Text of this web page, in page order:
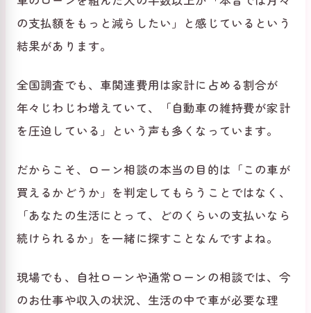
の支払額をもっと減らしたい」と感じているという
結果があります。
全国調査でも、車関連費用は家計に占める割合が
年々じわじわ増えていて、「自動車の維持費が家計
を圧迫している」という声も多くなっています。
だからこそ、ローン相談の本当の目的は「この車が
買えるかどうか」を判定してもらうことではなく、
「あなたの生活にとって、どのくらいの支払いなら
続けられるか」を一緒に探すことなんですよね。
現場でも、自社ローンや通常ローンの相談では、今
のお仕事や収入の状況、生活の中で車が必要な理